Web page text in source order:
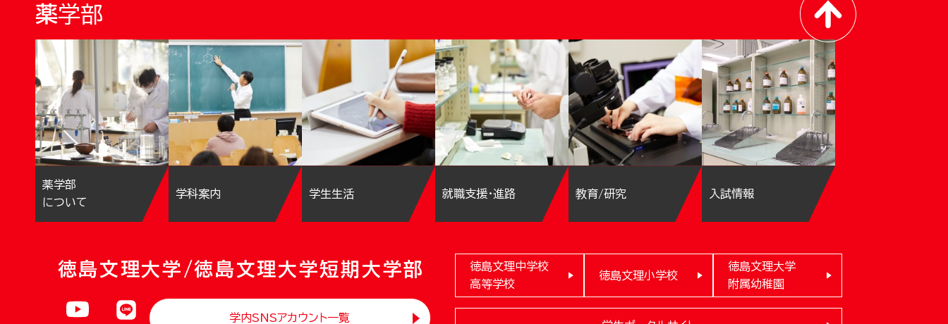
薬学部
薬学部
について
学科案内 学生生活 就職支援・進路 教育/研究 入試情報
徳島文理大学/徳島文理大学短期大学部
学内SNSアカウント一覧
徳島文理中学校
高等学校
徳島文理小学校
徳島文理大学
附属幼稚園